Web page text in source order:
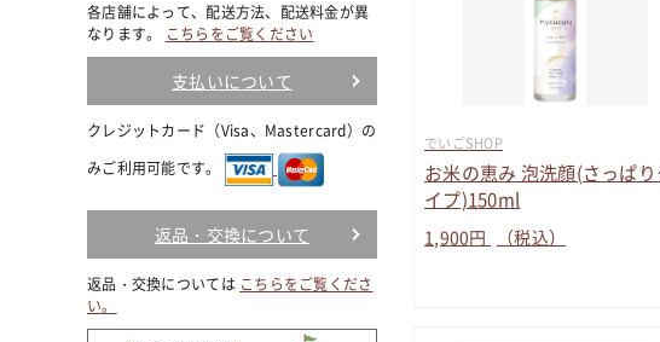
でいごSHOP
お米の恵み 泡洗顔(さっぱり
イプ)150ml
1,900円 （税込）
各店舗によって、配送方法、配送料金が異
なります。
こちらをご覧ください
支払いについて
クレジットカード（Visa、Mastercard）の
みご利用可能です。
返品・交換について
返品・交換については こちらをご覧くださ
い。